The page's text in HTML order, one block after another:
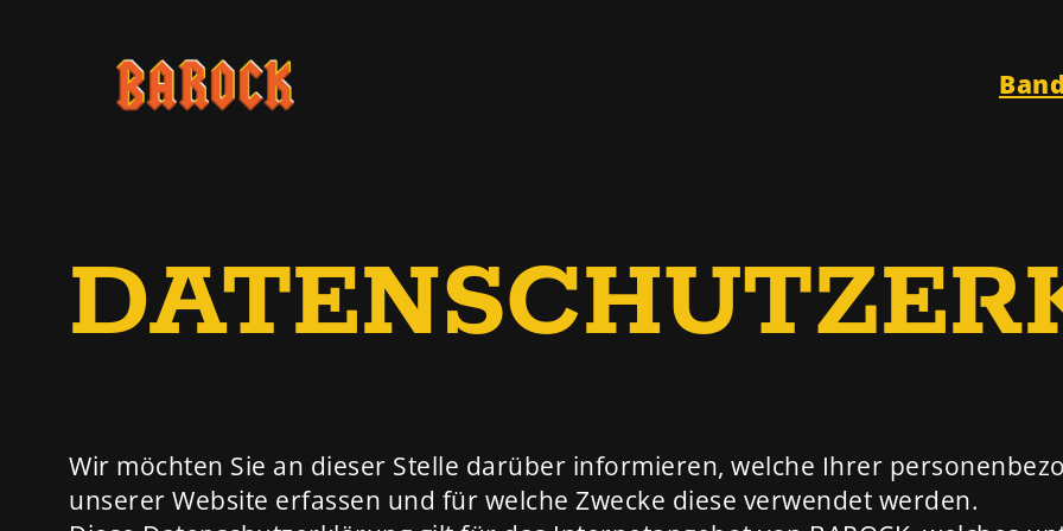
Wir möchten Sie an dieser Stelle darüber informieren, welche Ihrer
unserer Website erfassen und für welche Zwecke diese verwendet werden.